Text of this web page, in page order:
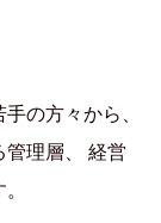
の方々から、
管理層、 経営